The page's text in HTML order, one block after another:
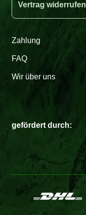
Vertrag widerrufen
Zahlung
FAQ
Wir über uns
gefördert durch: